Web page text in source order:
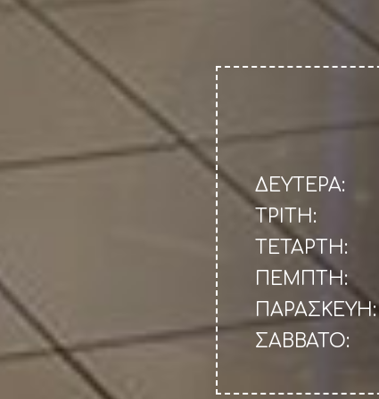
ΔΕΥΤΕΡΑ:
ΤΡΙΤΗ:
ΤΕΤΑΡΤΗ:
ΠΕΜΠΤΗ:
ΠΑΡΑΣΚΕΥΗ:
ΣΑΒΒΑΤΟ: